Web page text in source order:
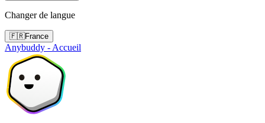
Changer de langue
🇫🇷France
Anybuddy - Accueil